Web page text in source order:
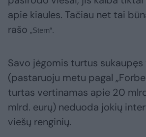
apie kiaules. Tačiau net tai
rašo „Stern“.
Savo jėgomis turtus sukaupęs
(pastaruoju metu pagal
turtas vertinamas apie 20
mlrd. eurų) neduoda jokių
viešų renginių.